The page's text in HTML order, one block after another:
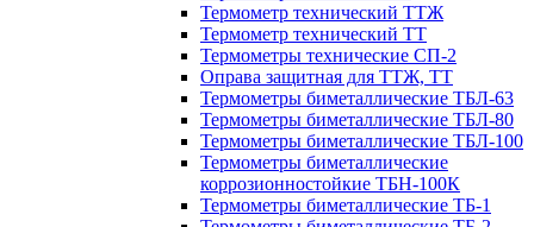
Термометр технический ТТЖ
Термометр технический ТТ
Термометры технические СП-2
Оправа защитная для ТТЖ, ТТ
Термометры биметаллические ТБЛ-63
Термометры биметаллические ТБЛ-80
Термометры биметаллические ТБЛ-100
Термометры биметаллические
коррозионностойкие ТБН-100К
Термометры биметаллические ТБ-1